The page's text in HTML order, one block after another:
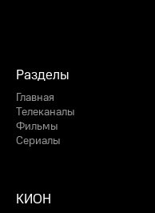
Разделы
Главная
Телеканалы
Фильмы
Сериалы
КИОН